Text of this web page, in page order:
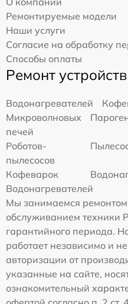
Ремонтируемые модели
Наши услуги
Согласие на обработку
Способы оплаты
Ремонт устройств
Водонагревателей
Микроволновых
печей
Роботов-
пылесосов
Кофеварок
Водонагревателей
Мы занимаемся ремонтом
обслуживанием техники
гарантийного периода.
работает независимо и
авторизации от
указанные на сайте,
ознакомительный